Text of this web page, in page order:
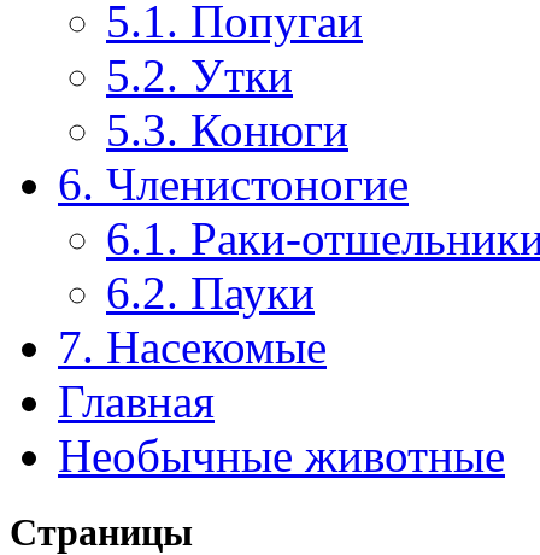
5.1. Попугаи
5.2. Утки
5.3. Конюги
6. Членистоногие
6.1. Раки-
6.2. Пауки
7. Насекомые
Главная
Необычные животные
Страницы